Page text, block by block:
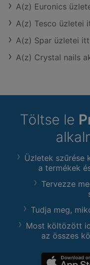
A(z) Euronics
A(z) Tesco üzletei
A(z) Spar üzletei
A(z) Crystal nails
Töltse le
Üzletek szűrése
a termékek
Tervezze
Tudja meg,
Most költözött
az összes